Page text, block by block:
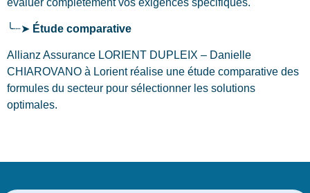
╰┈➤ Étude comparative
Allianz Assurance LORIENT DUPLEIX – Danielle
CHIAROVANO à Lorient réalise une étude comparative des
formules du secteur pour sélectionner les solutions
optimales.